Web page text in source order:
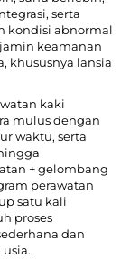
serta
kondisi abnormal
keamanan
khususnya lansia
kaki
mulus dengan
waktu, serta
+ gelombang
perawatan
satu kali
proses
dan